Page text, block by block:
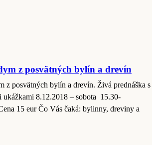
z posvätných bylín a drevín
z posvätných bylín a drevín. Živá prednáška s
ukážkami 8.12.2018 – sobota 15.30-
15 eur Čo Vás čaká: bylinny, dreviny a